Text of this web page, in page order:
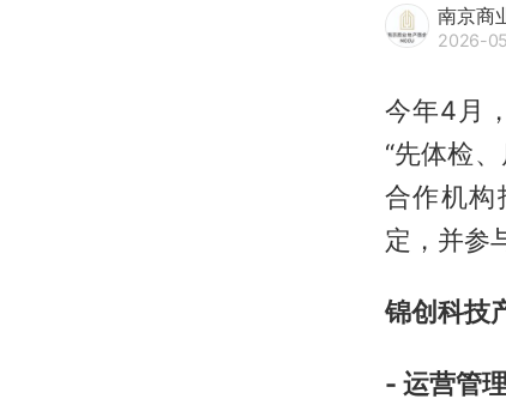
南京商
2026-
今年4月
“先体检
合作机构
定，并参
锦创科技
- 运营管